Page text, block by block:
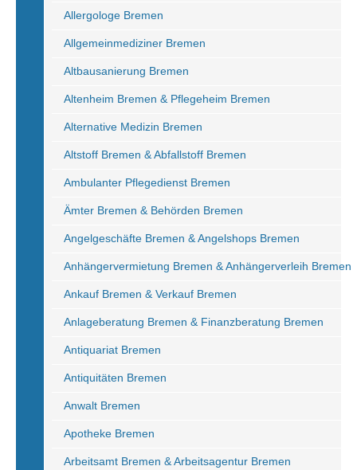
Allergologe Bremen
Allgemeinmediziner Bremen
Altbausanierung Bremen
Altenheim Bremen & Pflegeheim Bremen
Alternative Medizin Bremen
Altstoff Bremen & Abfallstoff Bremen
Ambulanter Pflegedienst Bremen
Ämter Bremen & Behörden Bremen
Angelgeschäfte Bremen & Angelshops Bremen
Anhängervermietung Bremen & Anhängerverleih Bremen
Ankauf Bremen & Verkauf Bremen
Anlageberatung Bremen & Finanzberatung Bremen
Antiquariat Bremen
Antiquitäten Bremen
Anwalt Bremen
Apotheke Bremen
Arbeitsamt Bremen & Arbeitsagentur Bremen